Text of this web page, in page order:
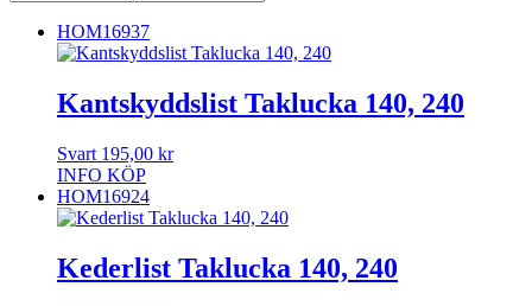
HOM16937
Kantskyddslist Taklucka 140, 240
Svart 195,00 kr
INFO KÖP
HOM16924
Kederlist Taklucka 140, 240